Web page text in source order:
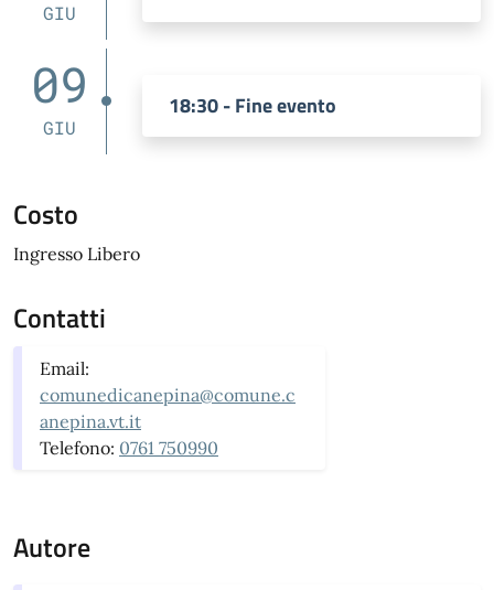
GIU
09
GIU
18:30 - Fine evento
Costo
Ingresso Libero
Contatti
Email:
comunedicanepina@comune.c
anepina.vt.it
Telefono: 0761 750990
Autore